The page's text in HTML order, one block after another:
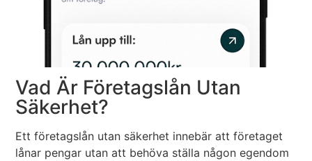
Vad Är Företagslån Utan
Säkerhet?
Ett företagslån utan säkerhet innebär att företaget
lånar pengar utan att behöva ställa någon egendom